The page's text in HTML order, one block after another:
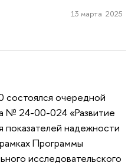
13 марта 2025
состоялся очередной
№ 24-00-024 «Развитие
показателей надежности
Программы
исследовательского